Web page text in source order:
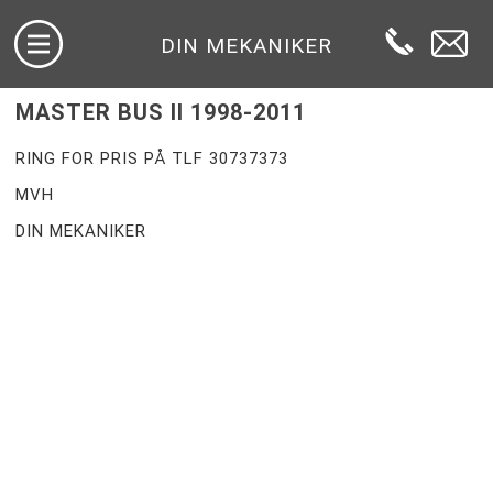
DIN MEKANIKER
MASTER BUS II 1998-2011
RING FOR PRIS PÅ TLF 30737373
MVH
DIN MEKANIKER